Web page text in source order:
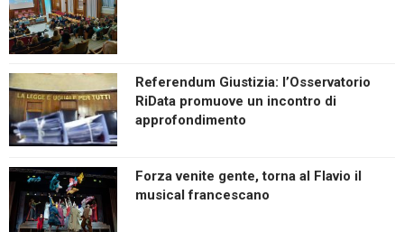
Referendum Giustizia: l’Osservatorio
RiData promuove un incontro di
approfondimento
Forza venite gente, torna al Flavio il
musical francescano